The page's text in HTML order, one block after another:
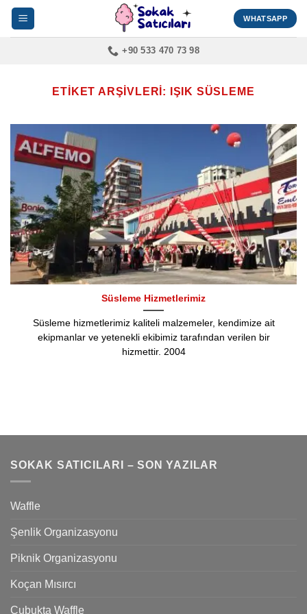
İçeriğe
atla
WHATSAPP
+90 533 470 73 98
ETIKET ARŞIVLERI: IŞIK SÜSLEME
Süsleme Hizmetlerimiz
Süsleme hizmetlerimiz kaliteli malzemeler, kendimize ait
ekipmanlar ve yetenekli ekibimiz tarafından verilen bir
hizmettir. 2004
SOKAK SATICILARI – SON YAZILAR
Waffle
Şenlik Organizasyonu
Piknik Organizasyonu
Koçan Mısırcı
Çubukta Waffle